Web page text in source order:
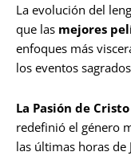
La evolución del
que las mejores
enfoques más
los eventos
La Pasión de
redefinió el género
las últimas horas de